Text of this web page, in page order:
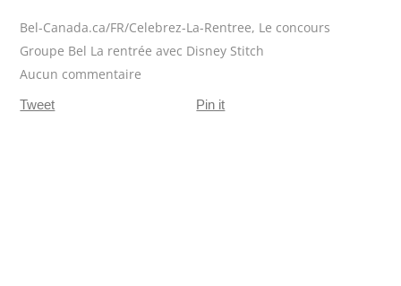
Bel-Canada.ca/FR/Celebrez-La-Rentree, Le concours
Groupe Bel La rentrée avec Disney Stitch
Aucun commentaire
Tweet Pin it